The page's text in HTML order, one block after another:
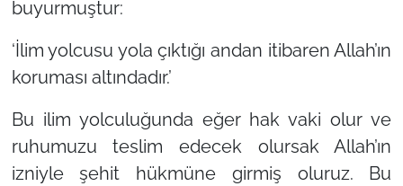
buyurmuştur:
‘İlim yolcusu yola çıktığı andan itibaren Allah’ın
koruması altındadır.’
Bu ilim yolculuğunda eğer hak vaki olur ve
ruhumuzu teslim edecek olursak Allah’ın
izniyle şehit hükmüne girmiş oluruz. Bu